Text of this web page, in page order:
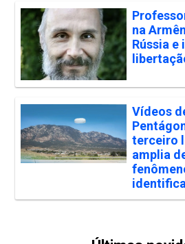
na
Rússia
Vídeos
terceiro
amplia